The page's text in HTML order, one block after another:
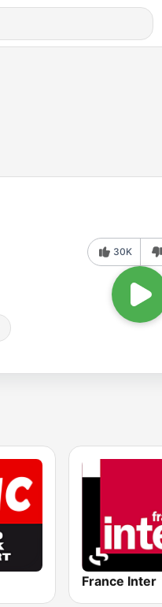
30K
France Inter